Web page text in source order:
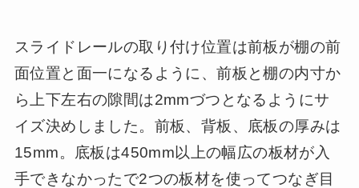
スライドレールの取り付け位置は前板が棚の前
面位置と面一になるように、前板と棚の内寸か
ら上下左右の隙間は2mmづつとなるようにサ
イズ決めしました。前板、背板、底板の厚みは
15mm。底板は450mm以上の幅広の板材が入
手できなかったで2つの板材を使ってつなぎ目